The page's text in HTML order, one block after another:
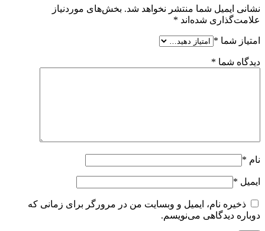
نشانی ایمیل شما منتشر نخواهد شد. بخش‌های موردنیاز
علامت‌گذاری شده‌اند *
امتیاز شما *
دیدگاه شما *
نام *
ایمیل *
ذخیره نام، ایمیل و وبسایت من در مرورگر برای زمانی که
دوباره دیدگاهی می‌نویسم.